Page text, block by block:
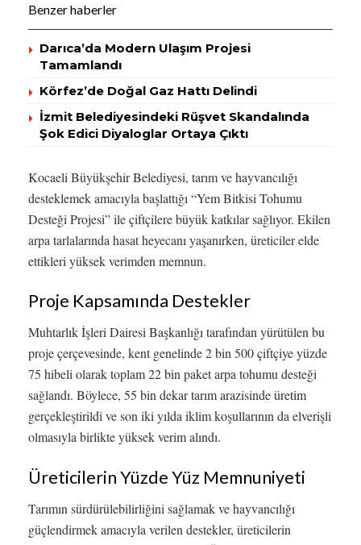
Benzer haberler
Darıca’da Modern Ulaşım Projesi
Tamamlandı
Körfez’de Doğal Gaz Hattı Delindi
İzmit Belediyesindeki Rüşvet Skandalında
Şok Edici Diyaloglar Ortaya Çıktı
Kocaeli Büyükşehir Belediyesi, tarım ve hayvancılığı
desteklemek amacıyla başlattığı “Yem Bitkisi Tohumu
Desteği Projesi” ile çiftçilere büyük katkılar sağlıyor. Ekilen
arpa tarlalarında hasat heyecanı yaşanırken, üreticiler elde
ettikleri yüksek verimden memnun.
Proje Kapsamında Destekler
Muhtarlık İşleri Dairesi Başkanlığı tarafından yürütülen bu
proje çerçevesinde, kent genelinde 2 bin 500 çiftçiye yüzde
75 hibeli olarak toplam 22 bin paket arpa tohumu desteği
sağlandı. Böylece, 55 bin dekar tarım arazisinde üretim
gerçekleştirildi ve son iki yılda iklim koşullarının da elverişli
olmasıyla birlikte yüksek verim alındı.
Üreticilerin Yüzde Yüz Memnuniyeti
Tarımın sürdürülebilirliğini sağlamak ve hayvancılığı
güçlendirmek amacıyla verilen destekler, üreticilerin